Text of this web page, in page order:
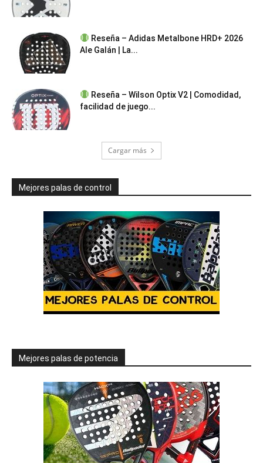
Reseña – Adidas Metalbone HRD+ 2026
Ale Galán | La...
Reseña – Wilson Optix V2 | Comodidad,
facilidad de juego...
Cargar más
Mejores palas de control
Mejores palas de potencia